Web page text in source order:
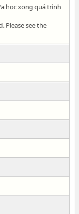
học xong quá trình
Please see the